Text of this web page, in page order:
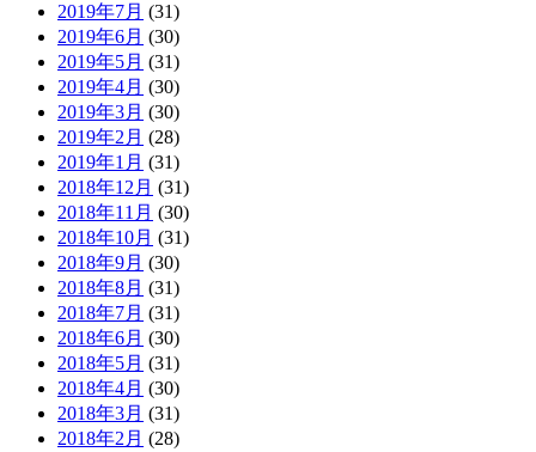
2019年7月 (31)
2019年6月 (30)
2019年5月 (31)
2019年4月 (30)
2019年3月 (30)
2019年2月 (28)
2019年1月 (31)
2018年12月 (31)
2018年11月 (30)
2018年10月 (31)
2018年9月 (30)
2018年8月 (31)
2018年7月 (31)
2018年6月 (30)
2018年5月 (31)
2018年4月 (30)
2018年3月 (31)
2018年2月 (28)